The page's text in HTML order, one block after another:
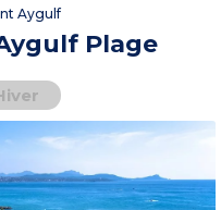
Aygulf
Plage